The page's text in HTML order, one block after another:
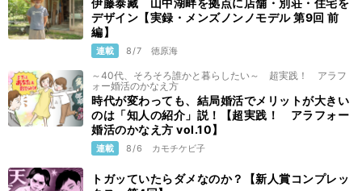
デザイン【実録・メンズノンノモデル 第9回 前
編】
連載 8/7 徳原海
～40代、そろそろ誰かと暮らしたい～ 超実践！ アラフ
ォー婚活のかなえ方
時代が変わっても、結局婚活でメリットが大きい
のは「知人の紹介」説！【超実践！ アラフォー
婚活のかなえ方 vol.10】
連載 8/6 カモチケビ子
トガッていたらダメなのか？【新人賞コンプレッ